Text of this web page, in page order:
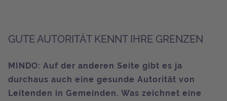
GUTE AUTORITÄT KENNT IHRE GRENZEN
MINDO: Auf der anderen Seite gibt es ja
durchaus auch eine gesunde Autorität von
Leitenden in Gemeinden. Was zeichnet eine